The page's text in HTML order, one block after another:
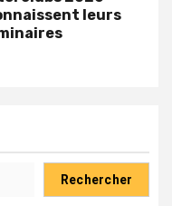
leurs
Rechercher